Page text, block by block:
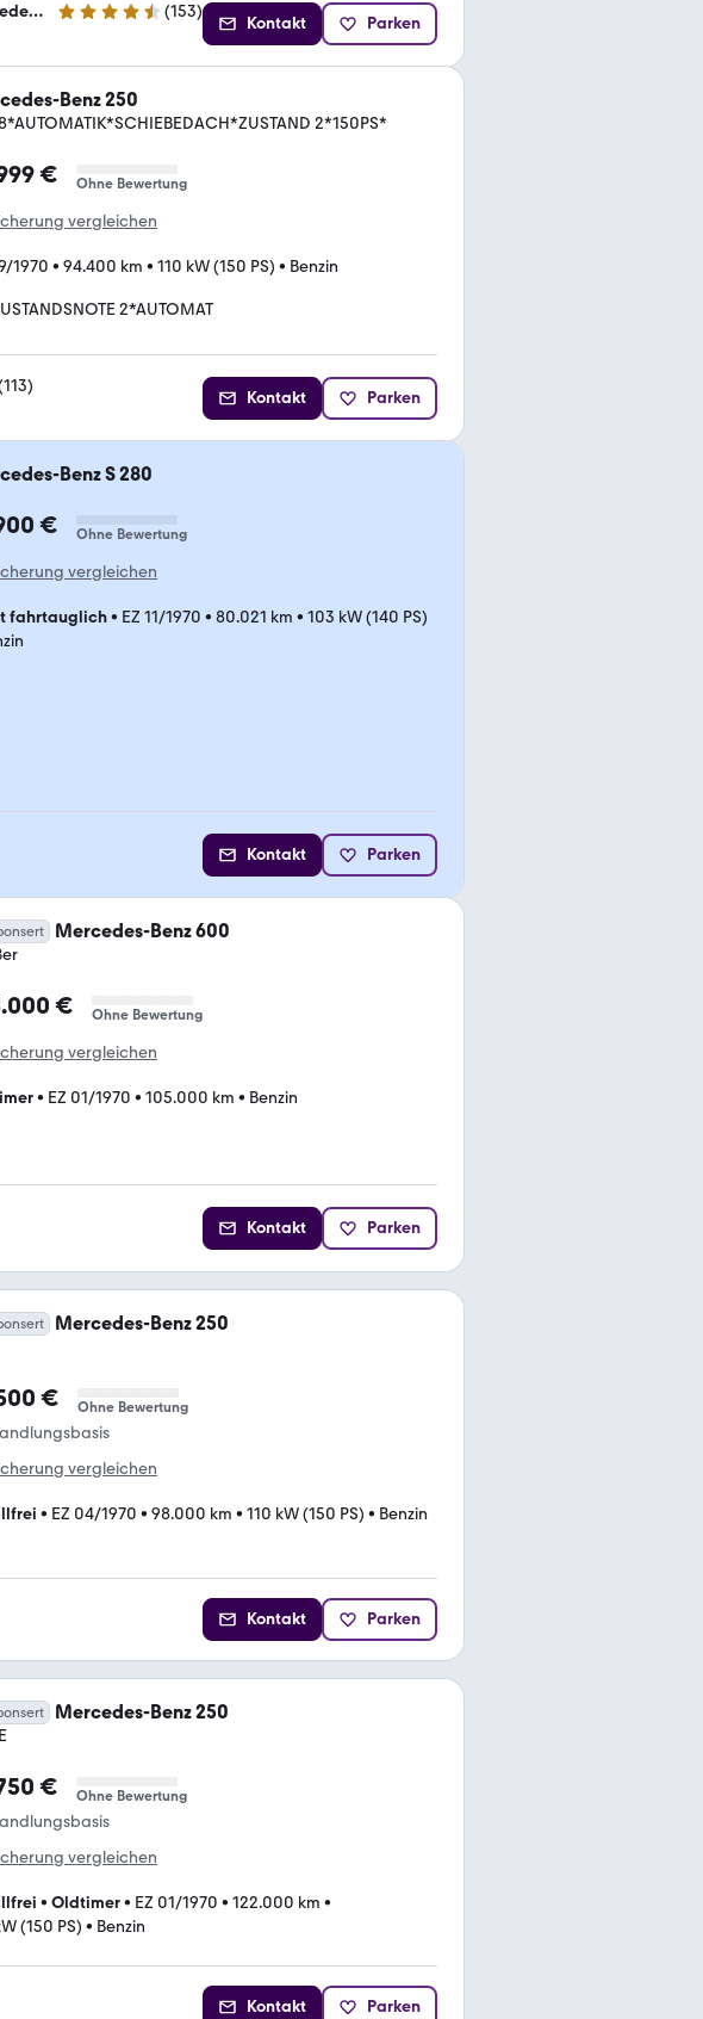
Autohaus Ebert GmbH & Co. KG Mercedes-Benz Verkauf 4.6 Sterne (153)
Kontakt Parken
Benz 250
2*150PS*
€ Ohne Bewertung
vergleichen
1970 • 94.400 km • 110 kW (150 PS) • Benzin
2*AUTOMAT
113)
Kontakt Parken
Benz S 280
€ Ohne Bewertung
vergleichen
fahrtauglich• EZ 11/1970 • 80.021 km • 103 kW (140 PS)
Kontakt Parken
Mercedes-Benz 600
€ Ohne Bewertung
vergleichen
• EZ 01/1970 • 105.000 km • Benzin
Kontakt Parken
Mercedes-Benz 250
€ Ohne Bewertung
vergleichen
• EZ 04/1970 • 98.000 km • 110 kW (150 PS) • Benzin
Kontakt Parken
Mercedes-Benz 250
€ Ohne Bewertung
vergleichen
• Oldtimer• EZ 01/1970 • 122.000 km •
(150 PS) • Benzin
Kontakt Parken